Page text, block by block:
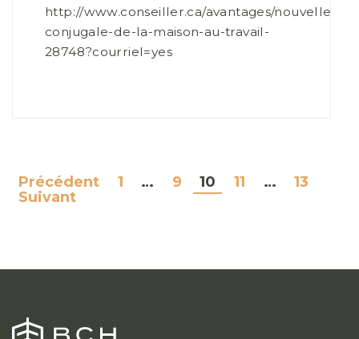
http://www.conseiller.ca/avantages/nouvelles/
conjugale-de-la-maison-au-travail-
28748?courriel=yes
NAVIGATION
Précédent 1 … 9 10 11 …
13
Suivant